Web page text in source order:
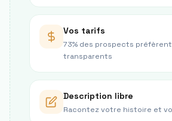
Vos tarifs
73% des prospects
transparents
Description libre
Racontez votre histoire et